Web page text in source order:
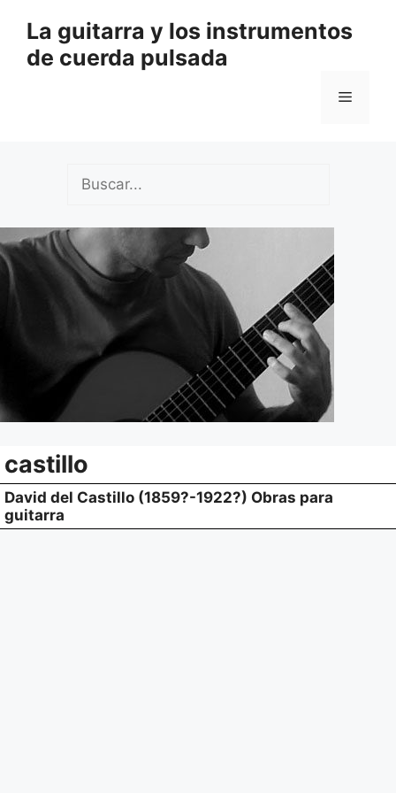
contenido
La guitarra y los instrumentos
de cuerda pulsada
Menú
castillo
David del Castillo (1859?-1922?) Obras para
guitarra